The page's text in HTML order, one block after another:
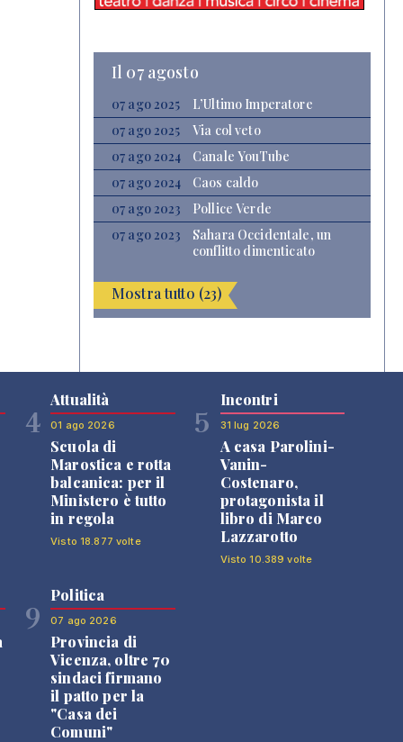
Il 07 agosto
07 ago 2025
L’Ultimo Imperatore
07 ago 2025
Via col veto
07 ago 2024
Canale YouTube
07 ago 2024
Caos caldo
07 ago 2023
Pollice Verde
07 ago 2023
Sahara Occidentale, un
conflitto dimenticato
Mostra tutto (23)
4
Attualità
01 ago 2026
Scuola di
Marostica e rotta
balcanica: per il
Ministero è tutto
in regola
Visto 18.877 volte
5
Incontri
31 lug 2026
A casa Parolini-
Vanin-
Costenaro,
protagonista il
libro di Marco
Lazzarotto
Visto 10.389 volte
9
Politica
07 ago 2026
Provincia di
Vicenza, oltre 70
sindaci firmano
il patto per la
"Casa dei
Comuni"